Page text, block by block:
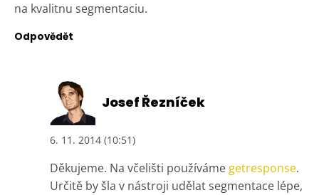
na kvalitnu segmentaciu.
Odpovědět
Josef Řezníček
6. 11. 2014 (10:51)
Děkujeme. Na včelišti používámegetresponse.
Určitě by šla v nástroji udělat segmentace lépe,